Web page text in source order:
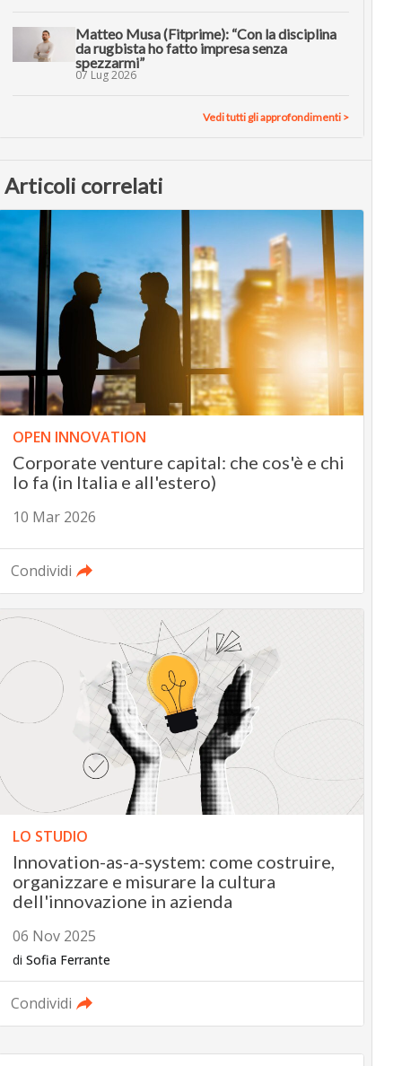
Matteo Musa (Fitprime): “Con la disciplina
da rugbista ho fatto impresa senza
spezzarmi”
07 Lug 2026
Vedi tutti gli approfondimenti >
Articoli correlati
OPEN INNOVATION
Corporate venture capital: che cos'è e chi
lo fa (in Italia e all'estero)
10 Mar 2026
Condividi
LO STUDIO
Innovation-as-a-system: come costruire,
organizzare e misurare la cultura
dell'innovazione in azienda
06 Nov 2025
di Sofia Ferrante
Condividi